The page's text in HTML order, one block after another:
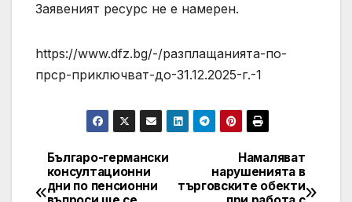
Заявеният ресурс не е намерен.
https://www.dfz.bg/-/разплащанията-по-
прср-приключват-до-31.12.2025-г.-1
Post
Намаляват
нарушенията в
търговските обекти
Българо-германски
консултационни
дни по пенсионни